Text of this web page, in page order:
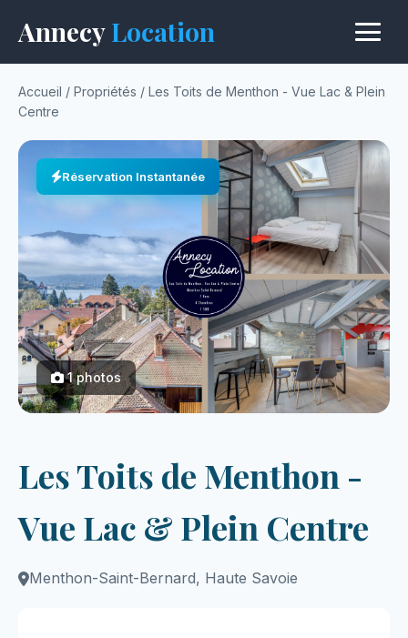
AnnecyLocation
Accueil / Propriétés / Les Toits de Menthon - Vue Lac & Plein
Centre
Réservation Instantanée
1 photos
Les Toits de Menthon -
Vue Lac & Plein Centre
Menthon-Saint-Bernard, Haute Savoie